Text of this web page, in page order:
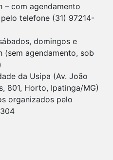
– com agendamento
telefone (31) 97214-
domingos e
(sem agendamento, sob
da Usipa (Av. João
801, Horto, Ipatinga/MG)
organizados pelo